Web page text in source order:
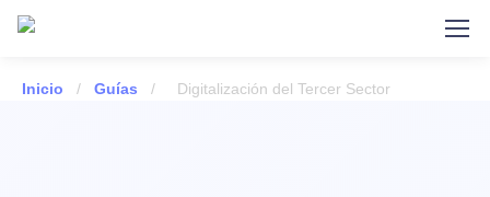
Inicio / Guías / Digitalización del Tercer Sector